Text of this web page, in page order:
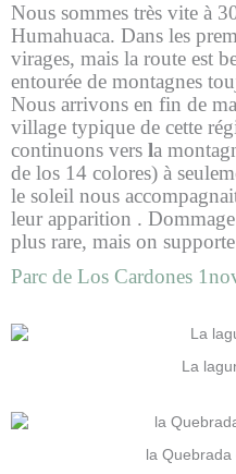
Nous sommes très vite à
Humahuaca. Dans les
virages, mais la route est
entourée de montagnes
Nous arrivons en fin de
village typique de cette
continuons vers la
de los 14 colores) à
le soleil nous
leur apparition .
plus rare, mais on
Parc de Los Cardones
La
la